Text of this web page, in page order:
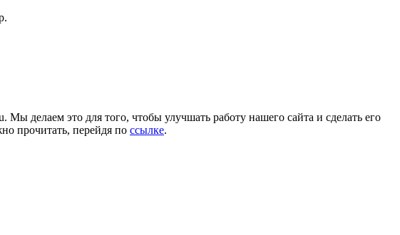
делаем это для того, чтобы улучшать работу нашего сайта и сделать его
прочитать, перейдя по ссылке.